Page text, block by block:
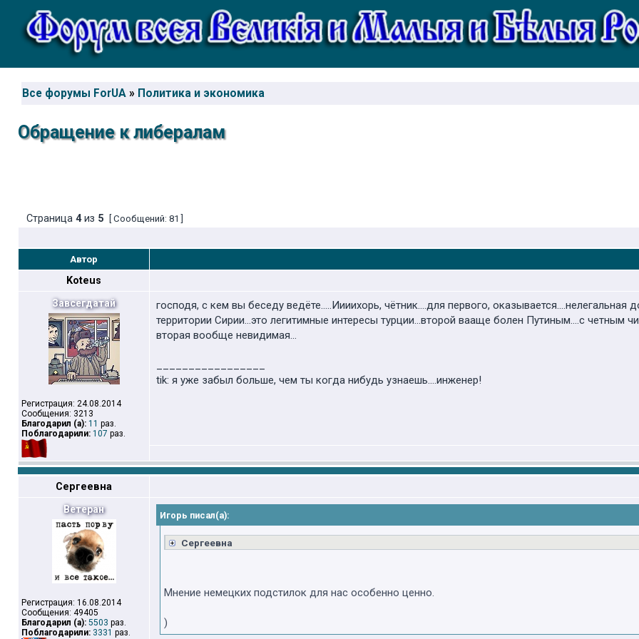
Все форумы ForUA » Политика и экономика
Обращение к либералам
Страница 4из 5 [ Сообщений: 81 ]
Автор
Koteus
Завсегдатай
Регистрация: 24.08.2014
Сообщения: 3213
Благодарил (а): 11 раз.
Поблагодарили: 107 раз.
господя, с кем вы беседу ведёте.....Иииихорь, чётник....для первого,
территории Сирии...это легитимные интересы турции...второй вааще болен Путиным....с четным
вторая вообще невидимая...
tik: я уже забыл больше, чем ты когда нибудь узнаешь....инженер!
Сергеевна
Ветеран
Регистрация: 16.08.2014
Сообщения: 49405
Благодарил (а): 5503 раз.
Поблагодарили: 3331 раз.
Игорь писал(а):
Сергеевна
Мнение немецких подстилок для нас особенно ценно.
)